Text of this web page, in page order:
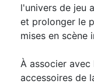
l'univers de jeu
et prolonger le
mises en scène
À associer
accessoires de